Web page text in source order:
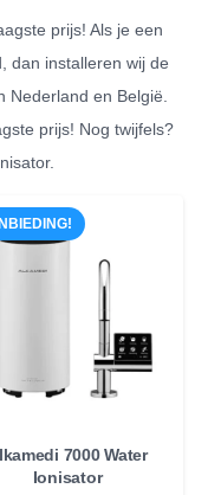
prijs! Als je een
dan installeren wij de
Nederland en België.
prijs! Nog twijfels?
7000 Water
Ionisator